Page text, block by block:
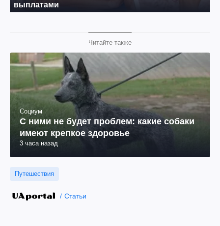
Читайте также
Социум
С ними не будет проблем: какие собаки
имеют крепкое здоровье
3 часа назад
Путешествия
Статьи